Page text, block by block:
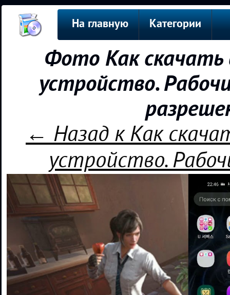
На главную Категории
Фото Как скачать
устройство.
← Назад к Как
устройство.